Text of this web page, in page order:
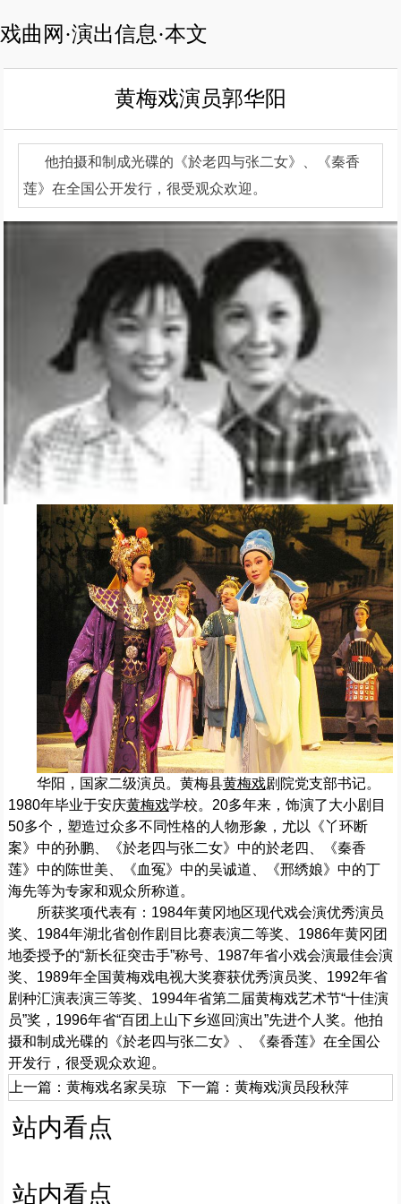
戏曲网·演出信息·本文
黄梅戏演员郭华阳
他拍摄和制成光碟的《於老四与张二女》、《秦香
莲》在全国公开发行，很受观众欢迎。
华阳，国家二级演员。黄梅县黄梅戏剧院党支部书记。
1980年毕业于安庆黄梅戏学校。20多年来，饰演了大小剧目
50多个，塑造过众多不同性格的人物形象，尤以《丫环断
案》中的孙鹏、《於老四与张二女》中的於老四、《秦香
莲》中的陈世美、《血冤》中的吴诚道、《邢绣娘》中的丁
海先等为专家和观众所称道。
所获奖项代表有：1984年黄冈地区现代戏会演优秀演员
奖、1984年湖北省创作剧目比赛表演二等奖、1986年黄冈团
地委授予的“新长征突击手”称号、1987年省小戏会演最佳会演
奖、1989年全国黄梅戏电视大奖赛获优秀演员奖、1992年省
剧种汇演表演三等奖、1994年省第二届黄梅戏艺术节“十佳演
员”奖，1996年省“百团上山下乡巡回演出”先进个人奖。他拍
摄和制成光碟的《於老四与张二女》、《秦香莲》在全国公
开发行，很受观众欢迎。
上一篇：黄梅戏名家吴琼 下一篇：黄梅戏演员段秋萍
站内看点
站内看点